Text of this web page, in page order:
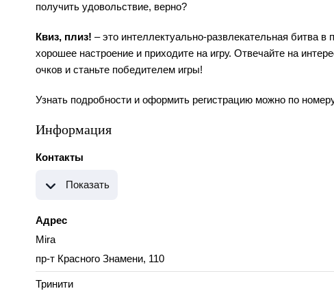
получить удовольствие, верно?
Квиз, плиз! – это интеллектуально-развлекательная битва
хорошее настроение и приходите на игру. Отвечайте на
очков и станьте победителем игры!
Узнать подробности и оформить регистрацию можно по
Информация
Контакты
Показать
Адрес
Mira
пр-т Красного Знамени, 110
Тринити